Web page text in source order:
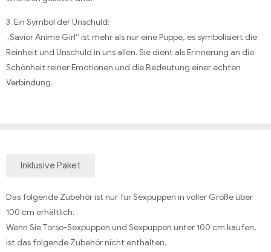
3. Ein Symbol der Unschuld:
„Savior Anime Girl“ ist mehr als nur eine Puppe, es symbolisiert die
Reinheit und Unschuld in uns allen. Sie dient als Erinnerung an die
Schönheit reiner Emotionen und die Bedeutung einer echten
Verbindung.
Inklusive Paket
Das folgende Zubehör ist nur für Sexpuppen in voller Größe über
100 cm erhältlich.
Wenn Sie Torso-Sexpuppen und Sexpuppen unter 100 cm kaufen,
ist das folgende Zubehör nicht enthalten.